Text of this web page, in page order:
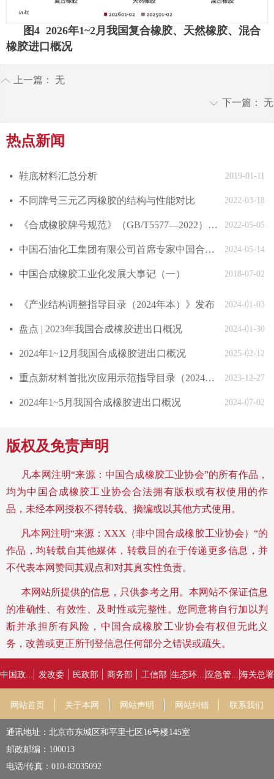
图4 2026年1~2月我国复合橡胶、天然橡胶、混合
橡胶进口概况
ꂁ 上一篇： 无
ꀅ 下一篇： 无
热点新闻
2019-01-11
넸 鞋底材料汇总分析
2022-03-18
넸 不同牌号三元乙丙橡胶的结构与性能对比
2022-05-05
넸 《合成橡胶牌号规范》（GB/T5577—2022）发布
2024-05-14
넸 中国石油化工集团有限公司首席专家中国合成橡胶工业协会副会长庄毅当选国际合成橡胶生产者协会国际主席
2018-07-02
넸 中国合成橡胶工业化发展大事记（一）
2024-01-03
넸 《产业结构调整指导目录（2024年本）》发布
2024-01-30
넸 盘点 | 2023年我国合成橡胶进出口概况
2025-02-12
넸 2024年1~12月我国合成橡胶进出口概况
2023-12-27
넸 重点新材料首批次应用示范指导目录（2024年版）发布
2024-07-02
넸 2024年1~5月我国合成橡胶进出口概况
版权及免责声明
凡本网注明“来源：中国合成橡胶工业协会”的所有作品，
均为中国合成橡胶工业协会合法拥有版权或有权使用的作
品，未经本网授权不得转载、摘编或以其他方式使用。
凡本网注明“来源：XXX（非中国合成橡胶工业协会）“的
作品，均转载自其他媒体，转载目的在于传递更多信息，并
不代表本网赞同其观点和对其真实性负责。
本网站所提供的信息，只供参考之用。本网站不保证信息
的准确性、有效性、及时性或完整性。您同意将自行加以判
断并承担所有风险，中国合成橡胶工业协会有权但无此义
务，改善或更正所刊登信息任何部分之错误或疏失。
通讯地址：北京市东城区和平里七区16号楼145室
邮政邮编：100013
电话/传真：010-82035092
中国政府网 发改委 民政部 商务部 工信部 生态环境部 应急管理部 海关总署
网站首页 关于本网 网站声明 网站纠错 联系我们